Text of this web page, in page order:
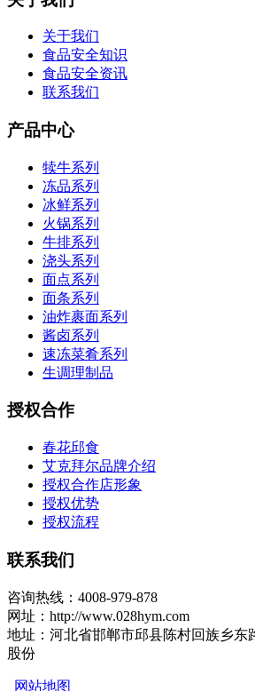
关于我们
食品安全知识
食品安全资讯
联系我们
产品中心
犊牛系列
冻品系列
冰鲜系列
火锅系列
牛排系列
浇头系列
面点系列
面条系列
油炸裹面系列
酱卤系列
速冻菜肴系列
生调理制品
授权合作
春花邱食
艾克拜尔品牌介绍
授权合作店形象
授权优势
授权流程
联系我们
咨询热线：4008-979-878
网址：http://www.028hym.com
地址：河北省邯郸市邱县陈村回族乡东
股份
网站地图